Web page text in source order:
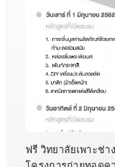
ฟรี วิทยาลัยเพาะช่า